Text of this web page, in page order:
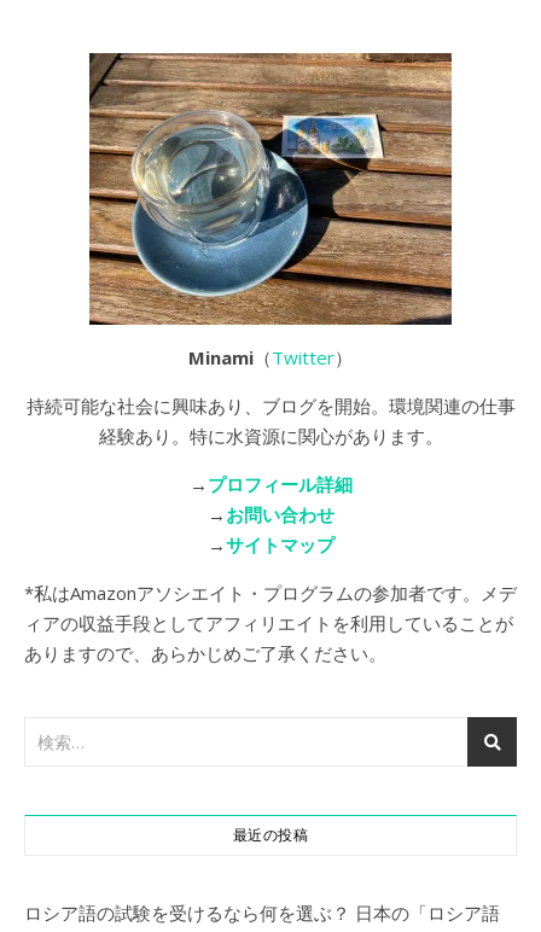
Minami （Twitter）
持続可能な社会に興味あり、ブログを開始。環境関連の仕事
経験あり。特に水資源に関心があります。
→ プロフィール詳細
→ お問い合わせ
→サイトマップ
*私はAmazonアソシエイト・プログラムの参加者です。メデ
ィアの収益手段としてアフィリエイトを利用していることが
ありますので、あらかじめご了承ください。
最近の投稿
ロシア語の試験を受けるなら何を選ぶ？ 日本の「ロシア語